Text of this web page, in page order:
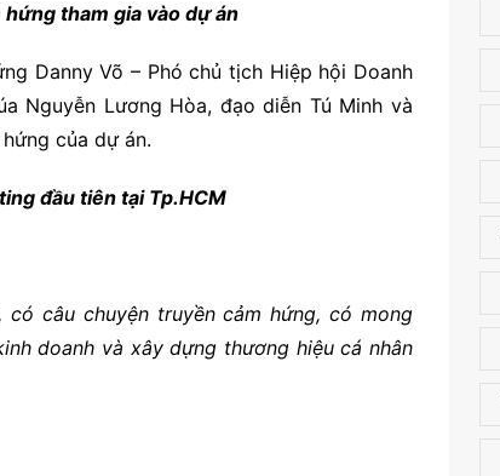
tham gia vào dự án
Danny Võ – Phó chủ tịch Hiệp hội Doanh
Nguyễn Lương Hòa, đạo diễn Tú Minh và
hứng của dự án.
đầu tiên tại Tp.HCM
câu chuyện truyền cảm hứng, có mong
doanh và xây dựng thương hiệu cá nhân